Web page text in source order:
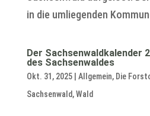
in die umliegenden
Der Sachsenwaldkalender
des Sachsenwaldes
Okt. 31, 2025| Allgemein, Die
Sachsenwald,Wald